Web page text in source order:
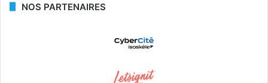
NOS PARTENAIRES